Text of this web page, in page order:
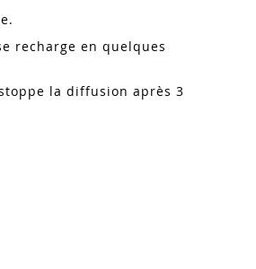
recharge en quelques
la diffusion après 3